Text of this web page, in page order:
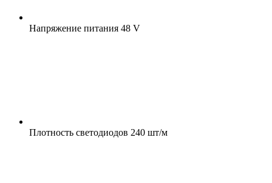
Напряжение питания 48 V
Плотность светодиодов 240 шт/м